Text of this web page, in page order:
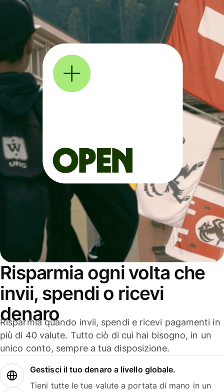
Risparmia ogni volta che
invii, spendi o ricevi
denaro
Risparmia quando invii, spendi e ricevi pagamenti in
più di 40 valute. Tutto ciò di cui hai bisogno, in un
unico conto, sempre a tua disposizione.
Gestisci il tuo denaro a livello globale.
Tieni tutte le tue valute a portata di mano in un